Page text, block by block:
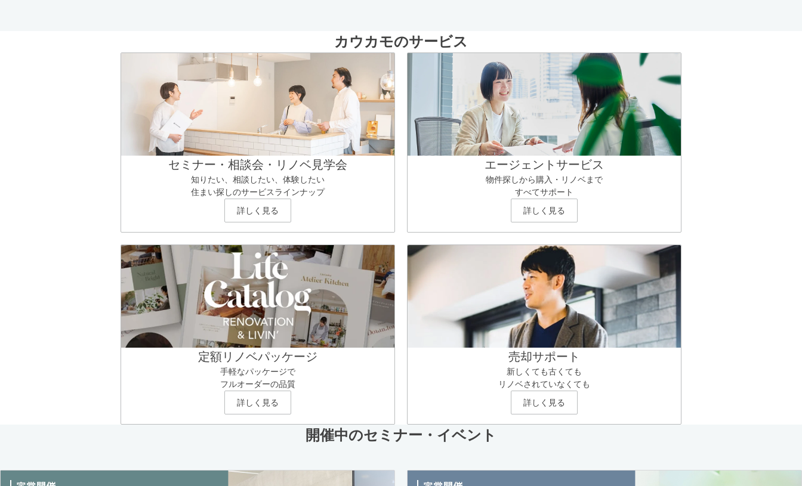
カウカモのサービス
セミナー・相談会・リノベ見学会
知りたい、相談したい、体験したい
住まい探しのサービスラインナップ
詳しく見る
エージェントサービス
物件探しから購入・リノベまで
すべてサポート
詳しく見る
定額リノベパッケージ
手軽なパッケージで
フルオーダーの品質
詳しく見る
売却サポート
新しくても古くても
リノベされていなくても
詳しく見る
開催中のセミナー・イベント